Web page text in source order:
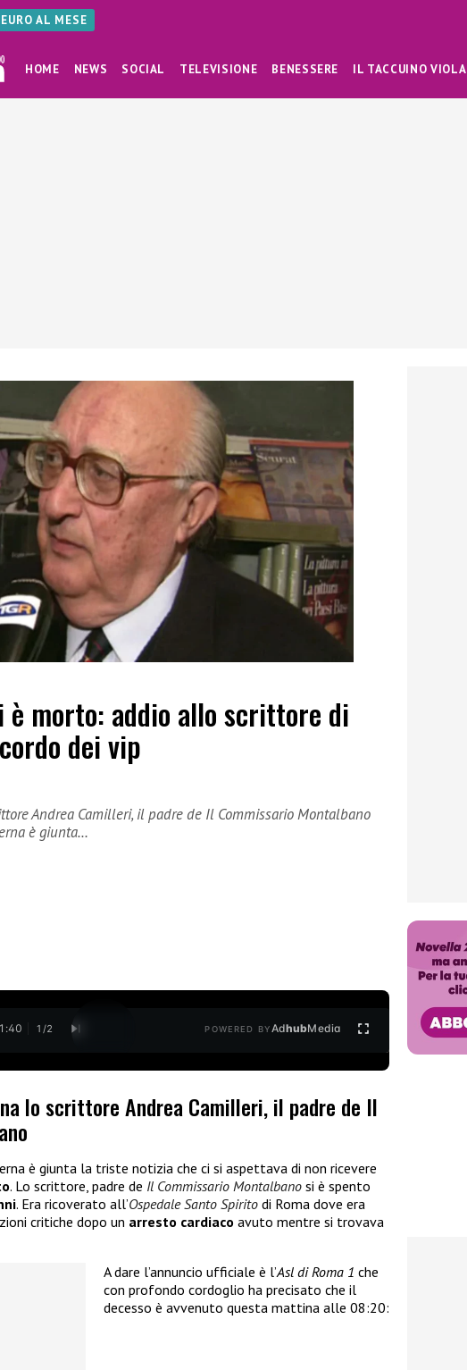
AL MESE
HOME NEWS SOCIAL TELEVISIONE BENESSERE IL TACCUINO VIOLA
è morto: addio allo scrittore di
dei vip
Andrea Camilleri, il padre de Il Commissario Montalbano
è giunta…
1 /2 POWERED BYAdhubMedia
lo scrittore Andrea Camilleri, il padre de Il
è giunta la triste notizia che ci si aspettava di non ricevere
. Lo scrittore, padre de Il Commissario Montalbano si è spento
. Era ricoverato all’Ospedale Santo Spirito di Roma dove era
critiche dopo un arresto cardiaco avuto mentre si trovava
A dare l’annuncio ufficiale è l’Asl di Roma 1 che
con profondo cordoglio ha precisato che il
decesso è avvenuto questa mattina alle 08:20: